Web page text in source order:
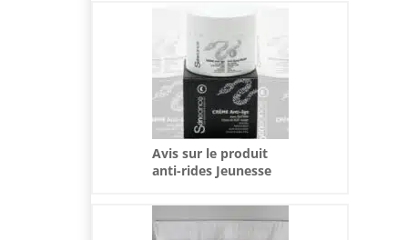
Avis sur le produit
anti-rides Jeunesse